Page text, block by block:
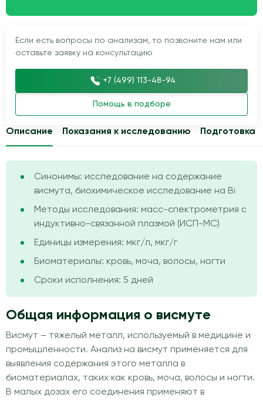
Описание Показания к исследованию Подготовка
Синонимы: исследование на содержание
висмута, биохимическое исследование на Bi
Методы исследования: масс-спектрометрия с
индуктивно-связанной плазмой (ИСП-МС)
Единицы измерения: мкг/л, мкг/г
Биоматериалы: кровь, моча, волосы, ногти
Сроки исполнения: 5 дней
Общая информация о висмуте
Висмут – тяжелый металл, используемый в медицине и
промышленности. Анализ на висмут применяется для
выявления содержания этого металла в
биоматериалах, таких как кровь, моча, волосы и ногти.
В малых дозах его соединения применяют в
Если есть вопросы по анализам, то позвоните нам или
оставьте заявку на консультацию
+7 (499) 113-48-94
Помощь в подборе